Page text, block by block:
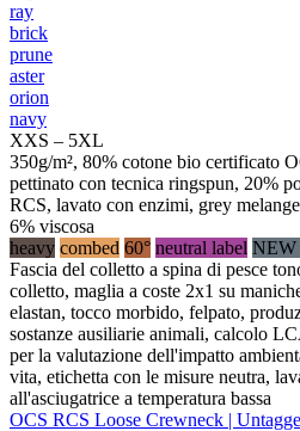
ray
brick
prune
aster
orion
navy
XXS – 5XL
350g/m², 80% cotone bio certificato
pettinato con tecnica ringspun, 20%
RCS, lavato con enzimi, grey
6% viscosa
heavy combed 60° neutral label NEW
Fascia del colletto a spina di pesce
colletto, maglia a coste 2x1 su
elastan, tocco morbido, felpato,
sostanze ausiliarie animali, calcolo
per la valutazione dell'impatto
vita, etichetta con le misure neutra,
all'asciugatrice a temperatura bassa
OCS RCS Loose Crewneck |